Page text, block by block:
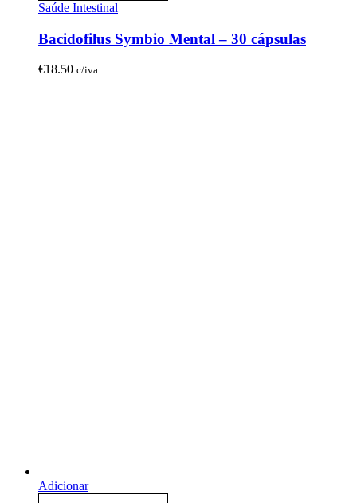
Saúde Intestinal
Bacidofilus Symbio Mental – 30 cápsulas
€18.50 c/iva
Adicionar